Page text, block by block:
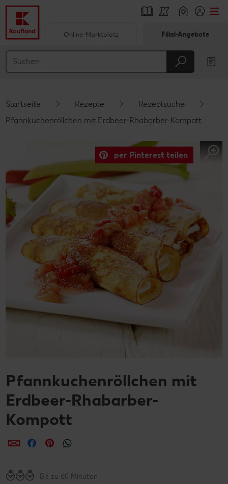
Hauptinhalt
Schwebender Seitenbereich
Online-Marktplatz Filial-Angebote
Startseite Rezepte
Rezeptsuche
Pfannkuchenröllchen mit Erdbeer-Rhabarber-Kompott
per Pinterest teilen
Pfannkuchenröllchen mit
Erdbeer-Rhabarber-
Kompott
per E-Mail teilen
per Facebook teilen
per Pinterest teilen
Bis zu 60 Minuten